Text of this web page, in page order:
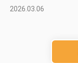
2026.03.06